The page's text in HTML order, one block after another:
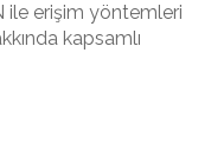
ile erişim yöntemleri
kapsamlı